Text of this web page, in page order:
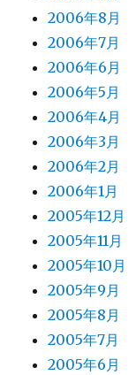
2006年8月
2006年7月
2006年6月
2006年5月
2006年4月
2006年3月
2006年2月
2006年1月
2005年12月
2005年11月
2005年10月
2005年9月
2005年8月
2005年7月
2005年6月